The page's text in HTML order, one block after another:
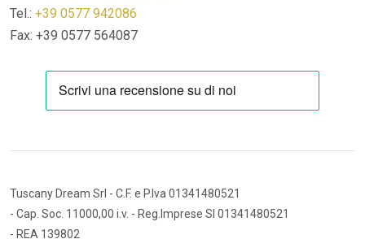
Tel.: +39 0577 942086
Fax: +39 0577 564087
Tuscany Dream Srl - C.F. e P.Iva 01341480521
- Cap. Soc. 11000,00 i.v. - Reg.Imprese SI 01341480521
- REA 139802